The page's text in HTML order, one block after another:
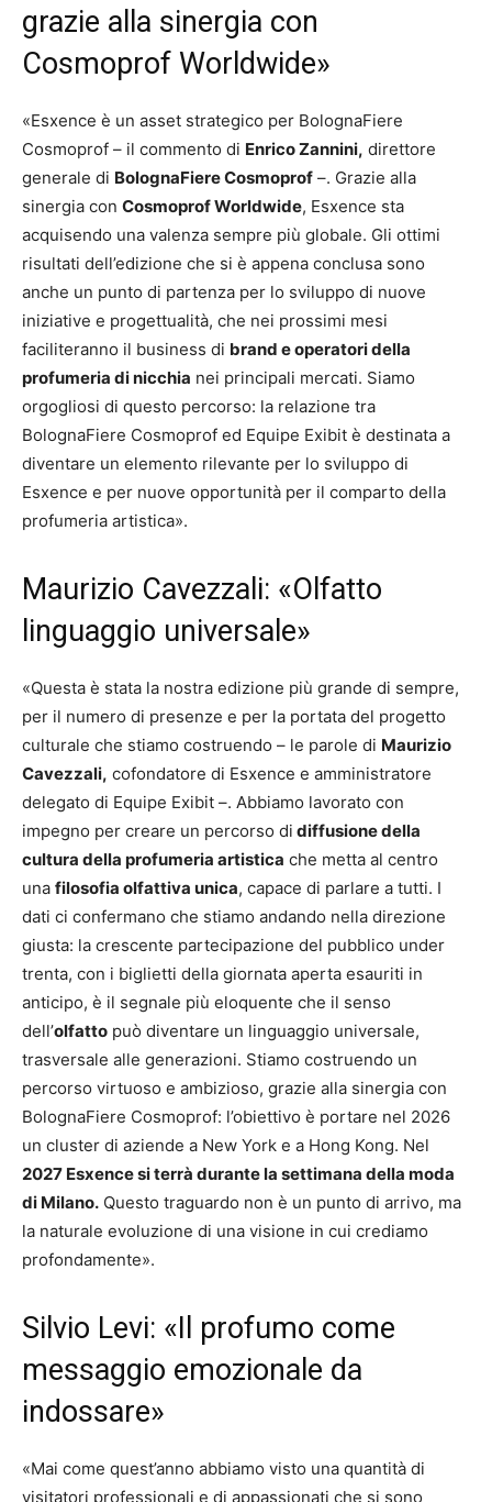
grazie alla sinergia con
Cosmoprof Worldwide»
«Esxence è un asset strategico per BolognaFiere
Cosmoprof – il commento di Enrico Zannini, direttore
generale di BolognaFiere Cosmoprof –. Grazie alla
sinergia con Cosmoprof Worldwide, Esxence sta
acquisendo una valenza sempre più globale. Gli ottimi
risultati dell’edizione che si è appena conclusa sono
anche un punto di partenza per lo sviluppo di nuove
iniziative e progettualità, che nei prossimi mesi
faciliteranno il business di brand e operatori della
profumeria di nicchia nei principali mercati. Siamo
orgogliosi di questo percorso: la relazione tra
BolognaFiere Cosmoprof ed Equipe Exibit è destinata a
diventare un elemento rilevante per lo sviluppo di
Esxence e per nuove opportunità per il comparto della
profumeria artistica».
Maurizio Cavezzali: «Olfatto
linguaggio universale»
«Questa è stata la nostra edizione più grande di sempre,
per il numero di presenze e per la portata del progetto
culturale che stiamo costruendo – le parole di Maurizio
Cavezzali, cofondatore di Esxence e amministratore
delegato di Equipe Exibit –. Abbiamo lavorato con
impegno per creare un percorso di diffusione della
cultura della profumeria artistica che metta al centro
una filosofia olfattiva unica, capace di parlare a tutti. I
dati ci confermano che stiamo andando nella direzione
giusta: la crescente partecipazione del pubblico under
trenta, con i biglietti della giornata aperta esauriti in
anticipo, è il segnale più eloquente che il senso
dell’olfatto può diventare un linguaggio universale,
trasversale alle generazioni. Stiamo costruendo un
percorso virtuoso e ambizioso, grazie alla sinergia con
BolognaFiere Cosmoprof: l’obiettivo è portare nel 2026
un cluster di aziende a New York e a Hong Kong. Nel
2027 Esxence si terrà durante la settimana della moda
di Milano. Questo traguardo non è un punto di arrivo, ma
la naturale evoluzione di una visione in cui crediamo
profondamente».
Silvio Levi: «Il profumo come
messaggio emozionale da
indossare»
«Mai come quest’anno abbiamo visto una quantità di
visitatori professionali e di appassionati che si sono